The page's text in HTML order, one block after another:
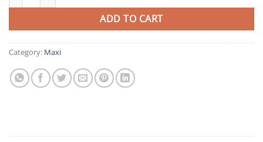
ADD TO CART
Category: Maxi